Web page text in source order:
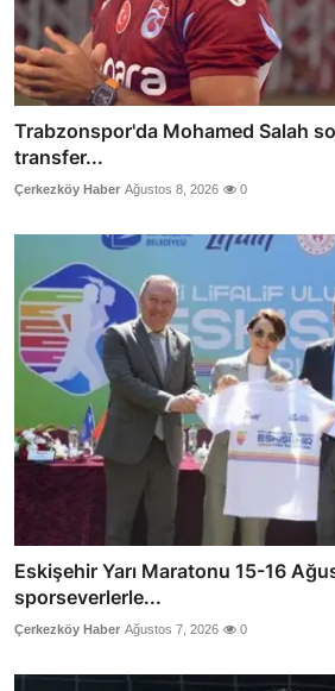
Trabzonspor'da Mohamed Salah
transfer...
Çerkezköy Haber Ağustos 8, 2026 0
Eskişehir Yarı Maratonu 15-16
sporseverlerle...
Çerkezköy Haber Ağustos 7, 2026 0